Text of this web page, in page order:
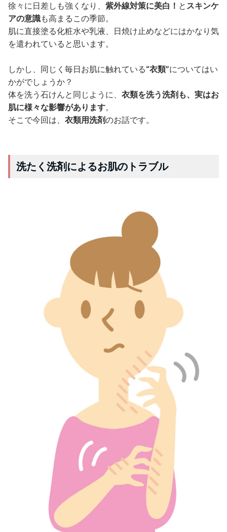
徐々に日差しも強くなり、 紫外線対策に美白！ と スキンケ
アの意識も高まるこの季節。
肌に直接塗る化粧水や乳液、日焼け止めなどにはかなり気
を遣われていると思います。
しかし、同じく毎日お肌に触れている“衣類”についてはい
かがでしょうか？
体を洗う石けんと同じように、 衣類を洗う洗剤も、実はお
肌に様々な影響があります。
そこで今回は、 衣類用洗剤のお話です。
洗たく洗剤によるお肌のトラブル